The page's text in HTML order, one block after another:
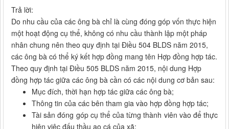
Trả lời:
Do nhu cầu của các ông bà chỉ là cùng đóng góp vốn thực hiện
một hoạt động cụ thể, không có nhu cầu thành lập một pháp
nhân chung nên theo quy định tại Điều 504 BLDS năm 2015,
các ông bà có thể ký kết hợp đồng mang tên Hợp đồng hợp tác.
Theo quy định tại Điều 505 BLDS năm 2015, nội dung Hợp
đồng hợp tác giữa các ông bà cần có các nội dung cơ bản sau:
Mục đích, thời hạn hợp tác giữa các ông bà;
Thông tin của các bên tham gia vào hợp đồng hợp tác;
Tài sản đóng góp cụ thể của từng thành viên vào để thực
hiện việc đấu thầu ao cá của xã;